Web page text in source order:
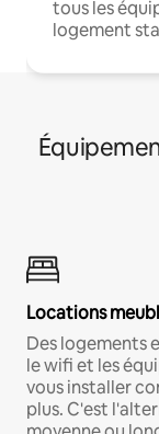
tous les
logement
Locations
Des logements
le wifi et les
vous installer
plus. C'est